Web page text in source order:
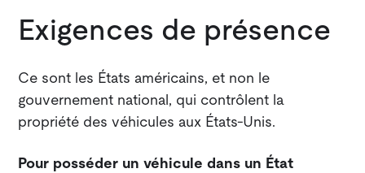
Exigences de présence
Ce sont les États américains, et non le
gouvernement national, qui contrôlent la
propriété des véhicules aux États-Unis.
Pour posséder un véhicule dans un État